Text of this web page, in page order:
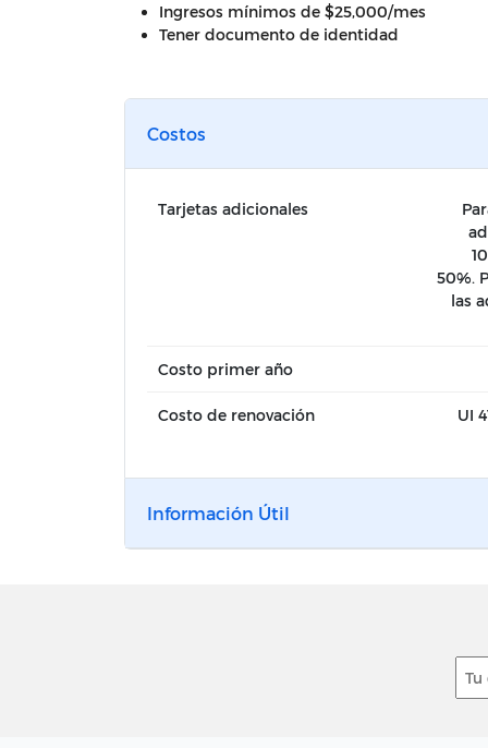
Ingresos mínimos de $25,000/mes
Tener documento de identidad
Costos
Tarjetas adicionales
50%.
las
Costo primer año
Costo de renovación
UI
Información Útil